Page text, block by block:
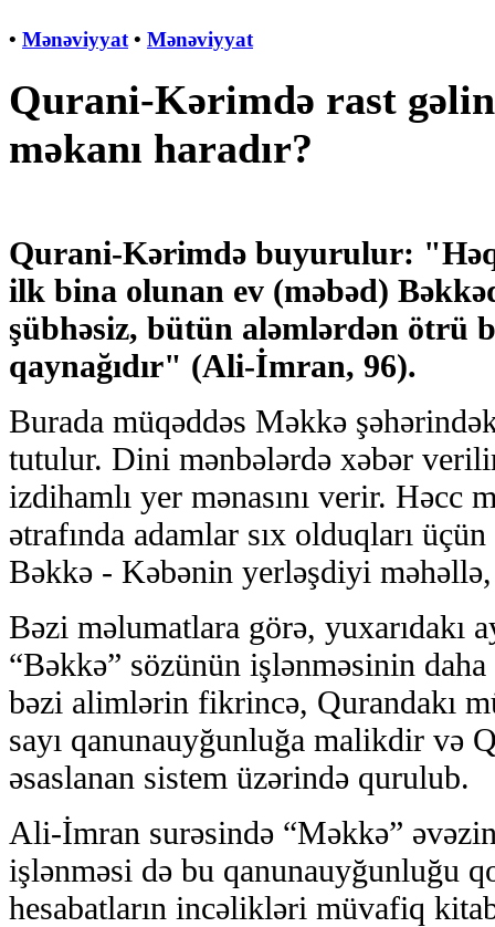
• Mənəviyyat • Mənəviyyat
Qurani-Kərimdə rast
məkanı haradır?
Qurani-Kərimdə buyurulur:
ilk bina olunan ev (məbəd)
şübhəsiz, bütün aləmlərdən ötrü
qaynağıdır" (Ali-İmran, 96).
Burada müqəddəs Məkkə
tutulur. Dini mənbələrdə xəbər
izdihamlı yer mənasını verir. Həcc
ətrafında adamlar sıx olduqları
Bəkkə - Kəbənin yerləşdiyi
Bəzi məlumatlara görə, yuxarıdakı
“Bəkkə” sözünün işlənməsinin
bəzi alimlərin fikrincə, Qurandakı
sayı qanunauyğunluğa malikdir və
əsaslanan sistem üzərində qurulub.
Ali-İmran surəsində “Məkkə”
işlənməsi də bu qanunauyğunluğu
hesabatların incəlikləri müvafiq